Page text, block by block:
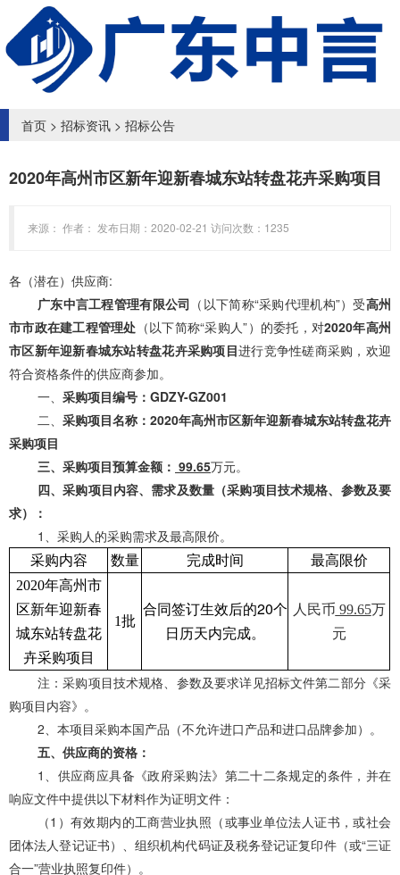
首页 > 招标资讯 > 招标公告
2020年高州市区新年迎新春城东站转盘花卉采购项目
来源： 作者： 发布日期：2020-02-21 访问次数：1235
各（潜在）供应商:
广东中言工程管理有限公司 （以下简称“采购代理机构”）受高州
市市政在建工程管理处 （以下简称“采购人”） 的委托，对2020年高州
市区新年迎新春城东站转盘花卉采购项目进行竞争性磋商采购，欢迎
符合资格条件的供应商参加。
一、 采购项目编号： GDZY-GZ001
二、 采购项目名称： 2020年高州市区新年迎新春城东站转盘花卉
采购项目
三、 采购项目预算金额 ： 99.65万元。
四、采购项目内容、需求及数量 （采购项目技术规格、参数及要
求）
：
1、采购人的采购需求及最高限价。
采购内容 数量 完成时间
最高限价
2020年高州市
区新年迎新春
城东站转盘花
卉采购项目
1批
合同签订生效后的20个
日历天内完成。
人民币 99.65万
元
注：采购项目技术规格、参数及要求详见招标文件第二部分《采
购项目内容》。
2、本项目采购本国产品（不允许进口产品和进口品牌参加） 。
五、 供应商的资格 ：
1、供应商应具备《政府采购法》第二十二条规定的条件，并在
响应文件中提供以下材料作为证明文件：
（1）有效期内的工商营业执照（或事业单位法人证书，或社会
团体法人登记证书）、组织机构代码证及税务登记证复印件（或“三证
合一”营业执照复印件） 。